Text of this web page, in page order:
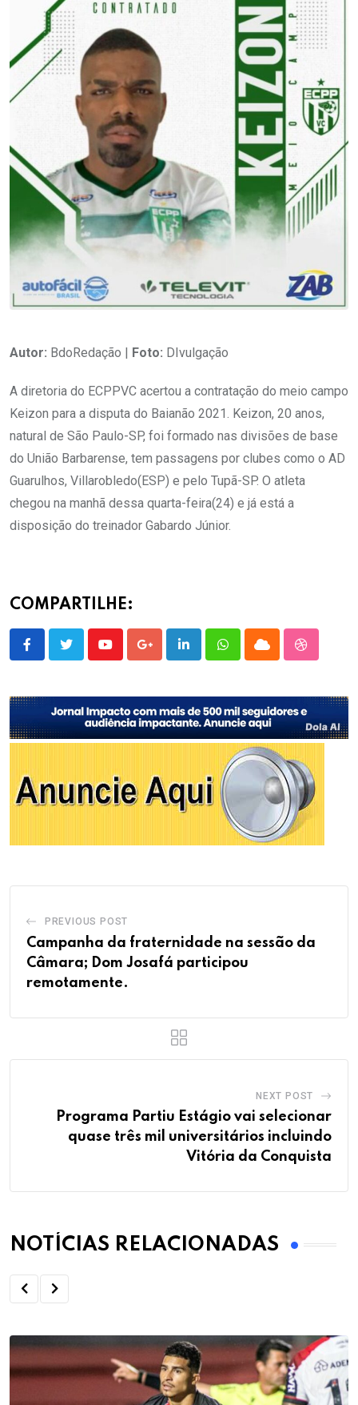
Autor: BdoRedação | Foto: DIvulgação
A diretoria do ECPPVC acertou a contratação do meio campo
Keizon para a disputa do Baianão 2021. Keizon, 20 anos,
natural de São Paulo-SP, foi formado nas divisões de base
do União Barbarense, tem passagens por clubes como o AD
Guarulhos, Villarobledo(ESP) e pelo Tupã-SP. O atleta
chegou na manhã dessa quarta-feira(24) e já está a
disposição do treinador Gabardo Júnior.
COMPARTILHE:
YoutubeGoogle+LinkedInWhatsappCloud
PREVIOUS POST
Campanha da fraternidade na sessão da
Câmara; Dom Josafá participou
remotamente.
NEXT POST
Programa Partiu Estágio vai selecionar
quase três mil universitários incluindo
Vitória da Conquista
NOTÍCIAS RELACIONADAS